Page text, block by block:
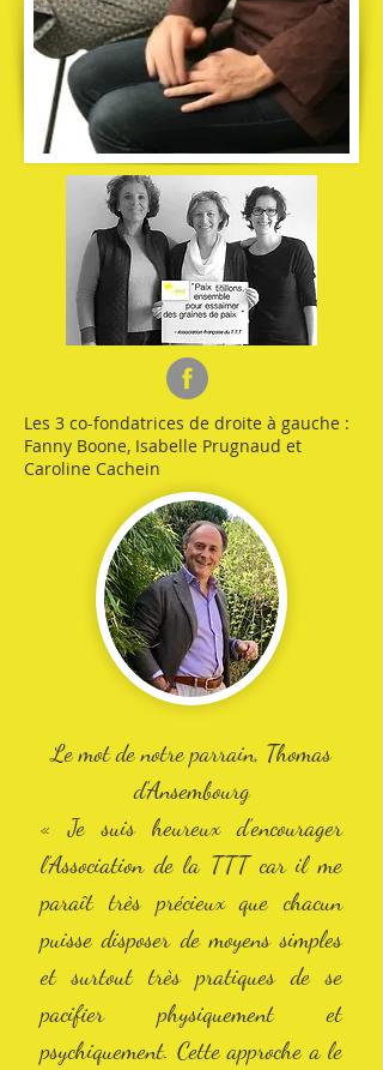
Les 3 co-fondatrices de droite à gauche :
Fanny Boone, Isabelle Prugnaud et
Caroline Cachein
Le mot de notre parrain, Thomas
d'Ansembourg
« Je suis heureux d’encourager
l’Association de la TTT car il me
paraît très précieux que chacun
puisse disposer de moyens simples
et surtout très pratiques de se
pacifier physiquement et
psychiquement. Cette approche a le